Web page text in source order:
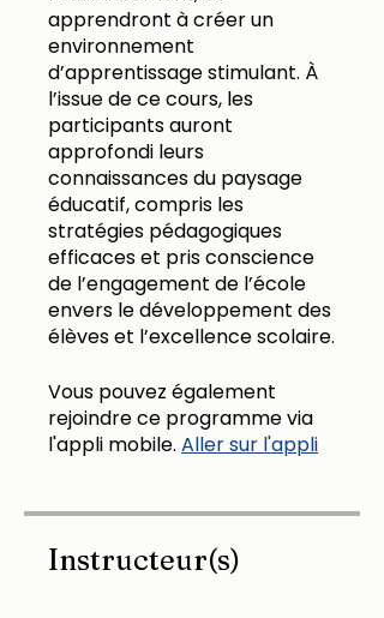
apprendront à créer un
environnement
d’apprentissage stimulant. À
l’issue de ce cours, les
participants auront
approfondi leurs
connaissances du paysage
éducatif, compris les
stratégies pédagogiques
efficaces et pris conscience
de l’engagement de l’école
envers le développement des
élèves et l’excellence scolaire.
Vous pouvez également
rejoindre ce programme via
l'appli mobile. Aller sur l'appli
Instructeur(s)